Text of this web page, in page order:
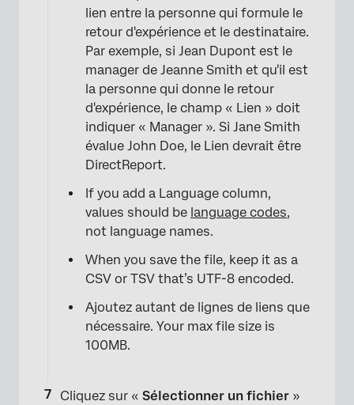
lien entre la personne qui formule le
retour d'expérience et le destinataire.
Par exemple, si Jean Dupont est le
manager de Jeanne Smith et qu'il est
la personne qui donne le retour
d'expérience, le champ « Lien » doit
indiquer « Manager ». Si Jane Smith
évalue John Doe, le Lien devrait être
DirectReport.
If you add a Language column,
values should be language codes,
not language names.
When you save the file, keep it as a
CSV or TSV that’s UTF-8 encoded.
Ajoutez autant de lignes de liens que
nécessaire. Your max file size is
100MB.
Cliquez sur « Sélectionner un fichier »